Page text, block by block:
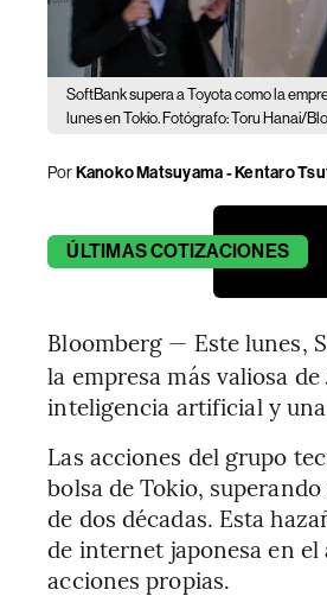
SoftBank supera a Toyota como la
lunes en Tokio. Fotógrafo: Toru Hanai/
PorKanoko Matsuyama - Kentaro
ÚLTIMASCOTIZACIONES
Bloomberg — Este lunes,
la empresa más valiosa
inteligencia artificial y
Las acciones del grupo
bolsa de Tokio,
de dos décadas. Esta
de internet japonesa en
acciones propias.